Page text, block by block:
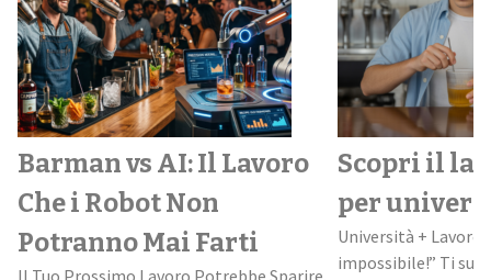
Barman vs AI: Il Lavoro
Che i Robot Non
Potranno Mai Farti
Il Tuo Prossimo Lavoro Potrebbe Sparire.
Scopri il
per
Università +
impossibile!” Ti